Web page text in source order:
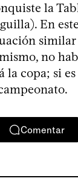
la
En
no
copa; si
Comentar